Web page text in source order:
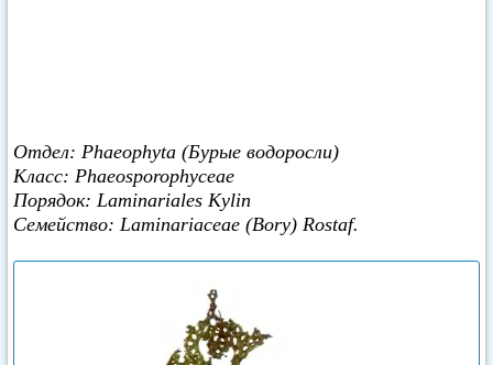
Отдел: Phaeophyta (Бурые водоросли)
Класс: Phaeosporophyceae
Порядок: Laminariales Kylin
Семейство: Laminariaceae (Bory) Rostaf.